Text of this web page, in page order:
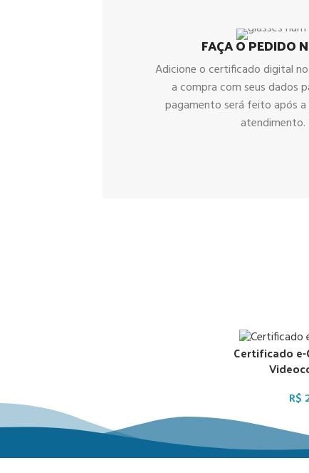
FAÇA O PEDIDO
Adicione o certificado digital
a compra com seus dados
pagamento será feito após
atendimento.
Certificado e-
R$